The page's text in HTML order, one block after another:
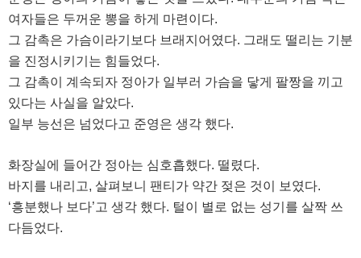
여자들은 두꺼운 뽕을 하게 마련이다.
그 감촉은 가슴이라기보다 브래지어였다. 그래도 떨리는 기분
을 진정시키기는 힘들었다.
그 감촉이 계속되자 정아가 일부러 가슴을 닿게 팔짱을 끼고
있다는 사실을 알았다.
일부 능선은 넘었다고 준영은 생각 했다.
화장실에 들어간 정아는 심호흡했다. 떨렸다.
바지를 내리고, 살펴보니 팬티가 약간 젖은 것이 보였다.
‘흥분했나 보다’고 생각 했다. 털이 별로 없는 성기를 살짝 쓰
다듬었다.